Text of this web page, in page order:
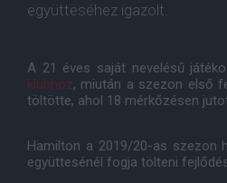
együtteséhez igazolt.
A 21 éves saját nevelésű
klubhoz, miután a szezon első
töltötte, ahol 18 mérkőzésen
Hamilton a 2019/20-as szezon
együttesénél fogja tölteni